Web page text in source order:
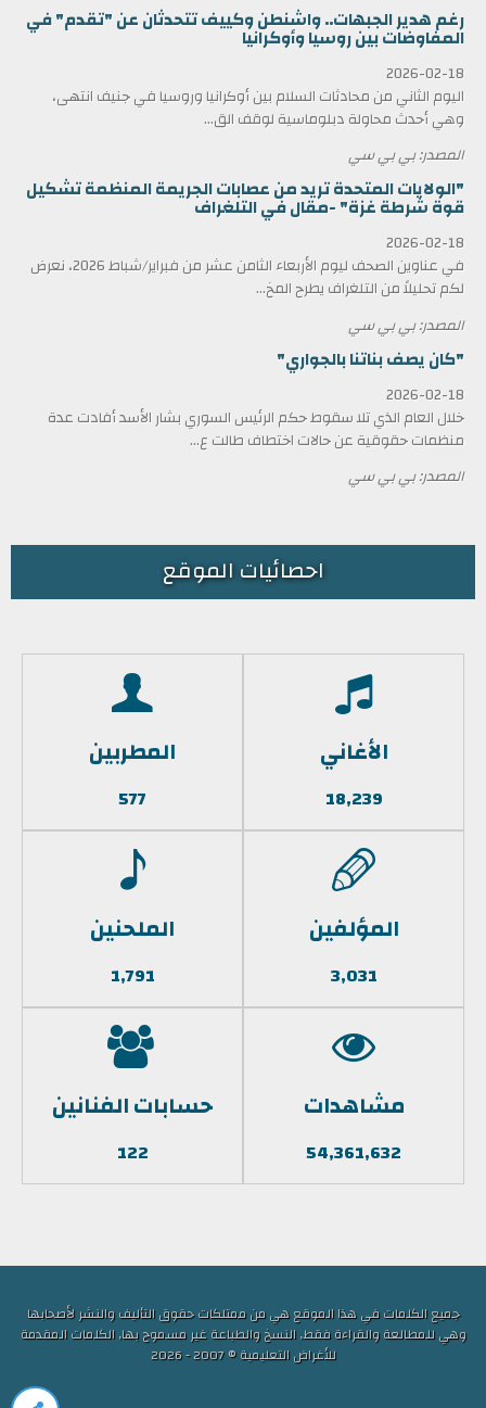
رغم هدير الجبهات.. واشنطن وكييف تتحدثان عن "تقدم" في
المفاوضات بين روسيا وأوكرانيا
2026-02-18
اليوم الثاني من محادثات السلام بين أوكرانيا وروسيا في جنيف انتهى،
وهي أحدث محاولة دبلوماسية لوقف الق...
المصدر: بي بي سي
"الولايات المتحدة تريد من عصابات الجريمة المنظمة تشكيل
قوة شرطة غزة" -مقال في التلغراف
2026-02-18
في عناوين الصحف ليوم الأربعاء الثامن عشر من فبراير/شباط 2026، نعرض
لكم تحليلاً من التلغراف يطرح المخ...
المصدر: بي بي سي
"كان يصف بناتنا بالجواري"
2026-02-18
خلال العام الذي تلا سقوط حكم الرئيس السوري بشار الأسد أفادت عدة
منظمات حقوقية عن حالات اختطاف طالت ع...
المصدر: بي بي سي
احصائيات الموقع
الأغاني
18,239
المطربين
577
المؤلفين
3,031
الملحنين
1,791
مشاهدات
54,361,632
حسابات الفنانين
122
جميع الكلمات في هذا الموقع هي من ممتلكات حقوق التأليف والنشر لأصحابها
وهي للمطالعة والقراءة فقط, النسخ والطباعة غير مسموح بها, الكلمات المقدمة
للأغراض التعليمية © 2007 - 2026